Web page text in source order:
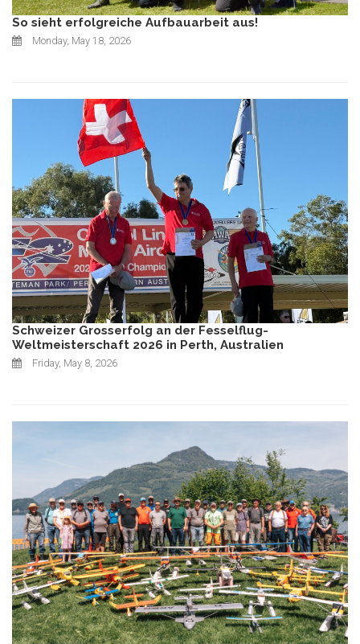
So sieht erfolgreiche Aufbauarbeit aus!
Monday, May 18, 2026
Schweizer Grosserfolg an der Fesselflug-
Weltmeisterschaft 2026 in Perth, Australien
Friday, May 8, 2026